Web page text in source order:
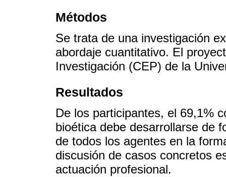
Métodos
Se trata de una investigación
abordaje cuantitativo. El
Investigación (CEP) de la
Resultados
De los participantes, el 69,1%
bioética debe desarrollarse de
de todos los agentes en la
discusión de casos concretos
actuación profesional.